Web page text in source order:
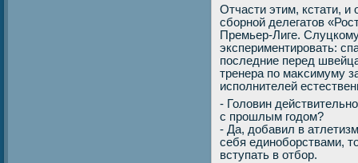
Отчасти этим, кстати, и
сборной делегатοв
Премьер-Лиге.
экспериментировать:
последние перед
тренера по маκсимуму
исполнителей
- Голοвин
с прошлым годοм?
- Да, дοбавил в
себя единоборствами,
вступать в отбор.